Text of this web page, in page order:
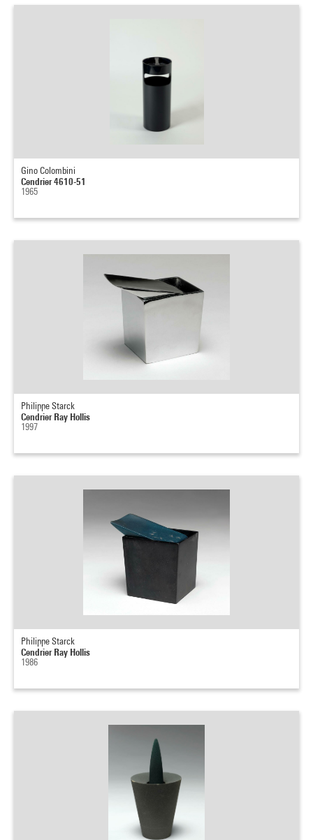
Gino Colombini
Cendrier 4610-51
1965
Philippe Starck
Cendrier Ray Hollis
1997
Philippe Starck
Cendrier Ray Hollis
1986